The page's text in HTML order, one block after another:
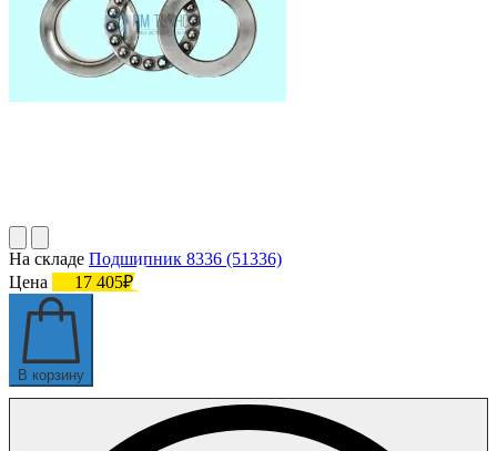
На складе Подшипник 8336 (51336)
Цена
17 405₽
В корзину